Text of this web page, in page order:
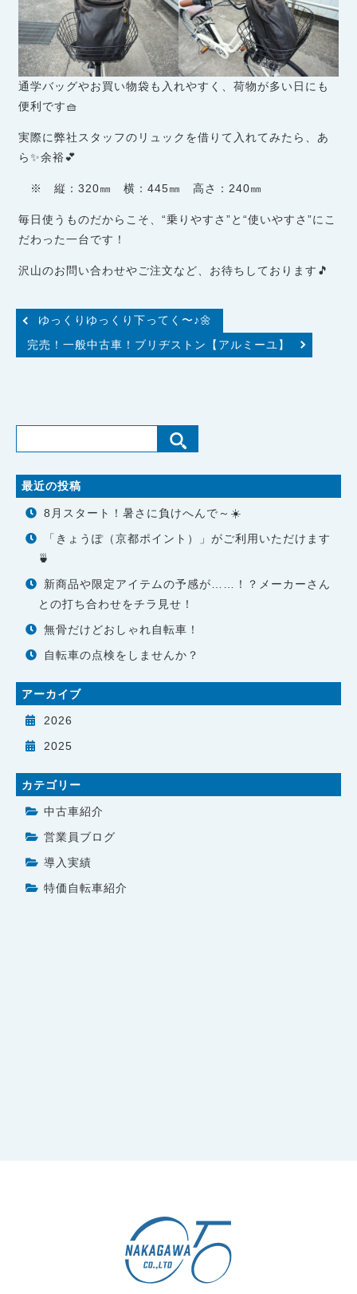
通学バッグやお買い物袋も入れやすく、荷物が多い日にも
便利です🧺
実際に弊社スタッフのリュックを借りて入れてみたら、あ
ら✨余裕💕
※ 縦：320㎜ 横：445㎜ 高さ：240㎜
毎日使うものだからこそ、“乗りやすさ”と“使いやすさ”にこ
だわった一台です！
沢山のお問い合わせやご注文など、お待ちしております🎵
ゆっくりゆっくり下ってく〜♪🌼
完売！一般中古車！ブリヂストン【アルミーユ】
最近の投稿
8月スタート！暑さに負けへんで～☀️
「きょうぽ（京都ポイント）」がご利用いただけます
🍵
新商品や限定アイテムの予感が……！？メーカーさん
との打ち合わせをチラ見せ！
無骨だけどおしゃれ自転車！
自転車の点検をしませんか？
アーカイブ
2026
2025
カテゴリー
中古車紹介
営業員ブログ
導入実績
特価自転車紹介